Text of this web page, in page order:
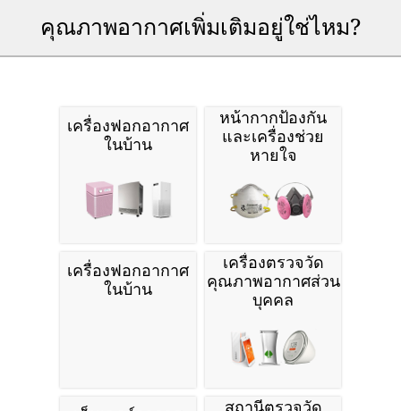
คุณภาพอากาศเพิ่มเติมอยู่ใช่ไหม?
เครื่องฟอกอากาศ
ในบ้าน
หน้ากากป้องกัน
และเครื่องช่วย
หายใจ
เครื่องฟอกอากาศ
ในบ้าน
เครื่องตรวจวัด
คุณภาพอากาศส่วน
บุคคล
สถานีตรวจวัด